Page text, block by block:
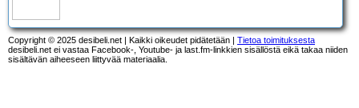
Copyright © 2025 desibeli.net | Kaikki oikeudet pidätetään | Tietoa toimituksesta
desibeli.net ei vastaa Facebook-, Youtube- ja last.fm-linkkien sisällöstä eikä takaa niiden
sisältävän aiheeseen liittyvää materiaalia.